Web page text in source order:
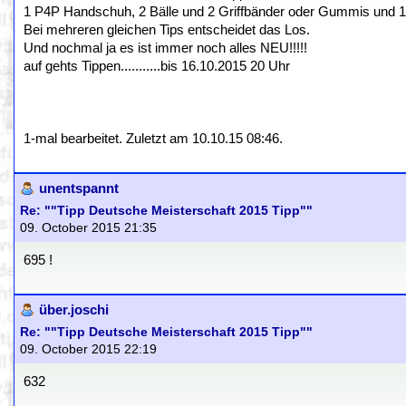
1 P4P Handschuh, 2 Bälle und 2 Griffbänder oder Gummis und
Bei mehreren gleichen Tips entscheidet das Los.
Und nochmal ja es ist immer noch alles NEU!!!!!
auf gehts Tippen...........bis 16.10.2015 20 Uhr
1-mal bearbeitet. Zuletzt am 10.10.15 08:46.
unentspannt
Re: ""Tipp Deutsche Meisterschaft 2015 Tipp""
09. October 2015 21:35
695 !
über.joschi
Re: ""Tipp Deutsche Meisterschaft 2015 Tipp""
09. October 2015 22:19
632